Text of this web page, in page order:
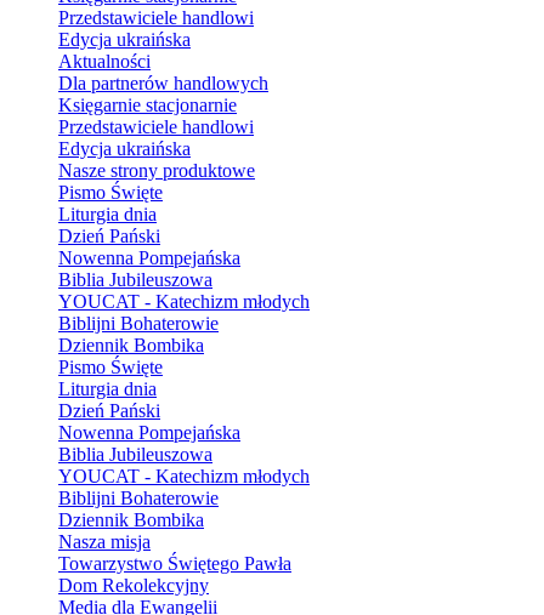
Przedstawiciele handlowi
Edycja ukraińska
Aktualności
Dla partnerów handlowych
Księgarnie stacjonarnie
Przedstawiciele handlowi
Edycja ukraińska
Nasze strony produktowe
Pismo Święte
Liturgia dnia
Dzień Pański
Nowenna Pompejańska
Biblia Jubileuszowa
YOUCAT - Katechizm młodych
Biblijni Bohaterowie
Dziennik Bombika
Pismo Święte
Liturgia dnia
Dzień Pański
Nowenna Pompejańska
Biblia Jubileuszowa
YOUCAT - Katechizm młodych
Biblijni Bohaterowie
Dziennik Bombika
Nasza misja
Towarzystwo Świętego Pawła
Dom Rekolekcyjny
Media dla Ewangelii